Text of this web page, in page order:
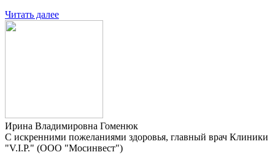
Читать далее
Ирина Владимировна Гоменюк
С искренними пожеланиями здоровья, главный врач Клиники
"V.I.P." (ООО "Мосинвест")